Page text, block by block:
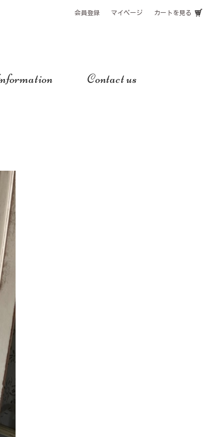
会員登録 マイページ カートを見る
Contact us